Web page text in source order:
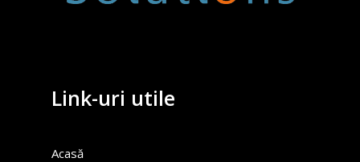
Link-uri utile
Acasă